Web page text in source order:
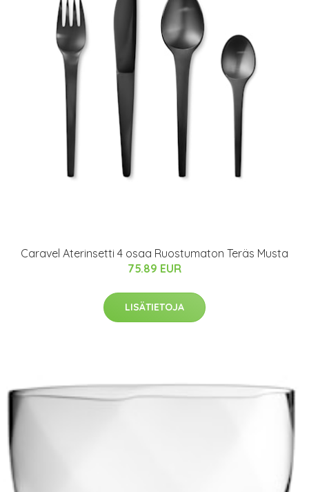
Caravel Aterinsetti 4 osaa Ruostumaton Teräs Musta
75.89 EUR
LISÄTIETOJA